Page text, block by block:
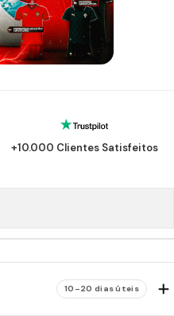
+10.000 Clientes Satisfeitos
10–20 dias úteis